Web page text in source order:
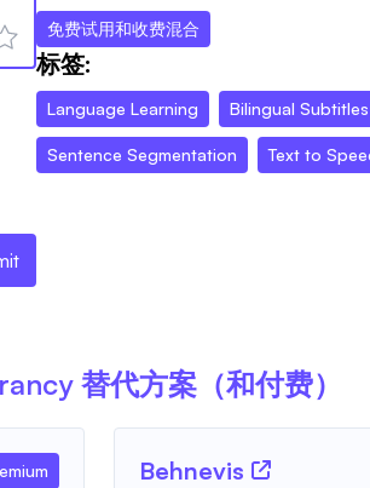
免费试用和收费混合
标签:
Language Learning Bilingual Subtitles
Sentence Segmentation Text to
替代方案（和付费）
Behnevis